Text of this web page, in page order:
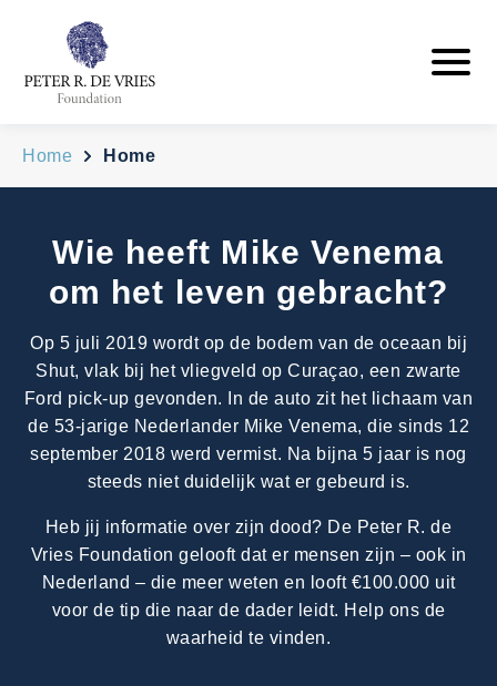
Home Home
Wie heeft Mike Venema
om het leven gebracht?
Op 5 juli 2019 wordt op de bodem van de oceaan bij
Shut, vlak bij het vliegveld op Curaçao, een zwarte
Ford pick-up gevonden. In de auto zit het lichaam van
de 53-jarige Nederlander Mike Venema, die sinds 12
september 2018 werd vermist. Na bijna 5 jaar is nog
steeds niet duidelijk wat er gebeurd is.
Heb jij informatie over zijn dood? De Peter R. de
Vries Foundation gelooft dat er mensen zijn – ook in
Nederland – die meer weten en looft €100.000 uit
voor de tip die naar de dader leidt. Help ons de
waarheid te vinden.